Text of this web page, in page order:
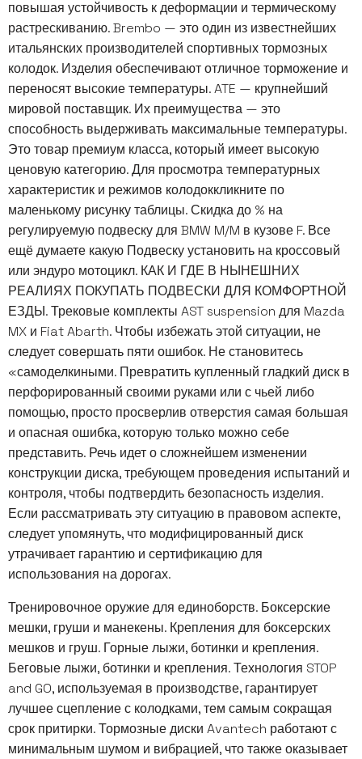
повышая устойчивость к деформации и термическому
растрескиванию. Brembo — это один из известнейших
итальянских производителей спортивных тормозных
колодок. Изделия обеспечивают отличное торможение и
переносят высокие температуры. ATE — крупнейший
мировой поставщик. Их преимущества — это
способность выдерживать максимальные температуры.
Это товар премиум класса, который имеет высокую
ценовую категорию. Для просмотра температурных
характеристик и режимов колодоккликните по
маленькому рисунку таблицы. Скидка до % на
регулируемую подвеску для BMW M/M в кузове F. Все
ещё думаете какую Подвеску установить на кроссовый
или эндуро мотоцикл. КАК И ГДЕ В НЫНЕШНИХ
РЕАЛИЯХ ПОКУПАТЬ ПОДВЕСКИ ДЛЯ КОМФОРТНОЙ
ЕЗДЫ. Трековые комплекты AST suspension для Mazda
MX и Fiat Abarth. Чтобы избежать этой ситуации, не
следует совершать пяти ошибок. Не становитесь
«самоделкиными. Превратить купленный гладкий диск в
перфорированный своими руками или с чьей либо
помощью, просто просверлив отверстия самая большая
и опасная ошибка, которую только можно себе
представить. Речь идет о сложнейшем изменении
конструкции диска, требующем проведения испытаний и
контроля, чтобы подтвердить безопасность изделия.
Если рассматривать эту ситуацию в правовом аспекте,
следует упомянуть, что модифицированный диск
утрачивает гарантию и сертификацию для
использования на дорогах.
Тренировочное оружие для единоборств. Боксерские
мешки, груши и манекены. Крепления для боксерских
мешков и груш. Горные лыжи, ботинки и крепления.
Беговые лыжи, ботинки и крепления. Технология STOP
and GO, используемая в производстве, гарантирует
лучшее сцепление с колодками, тем самым сокращая
срок притирки. Тормозные диски Avantech работают с
минимальным шумом и вибрацией, что также оказывает